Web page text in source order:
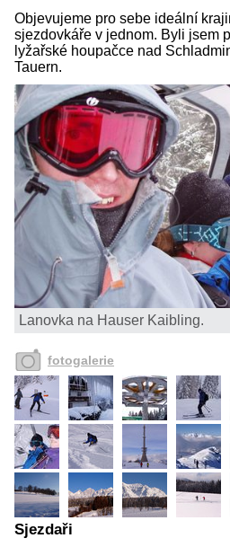
Objevujeme pro sebe ideální
sjezdovkáře v jednom. Byli jsem
lyžařské houpačce nad
Tauern.
Lanovka na Hauser Kaibling.
fotogalerie
Sjezdaři